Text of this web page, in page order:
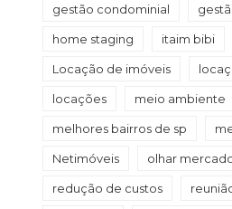
gestão condominial
home staging itaim bibi
Locação de imóveis
locações meio ambiente
melhores bairros de sp
Netimóveis olhar
redução de custos